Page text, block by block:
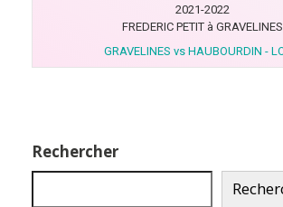
2021-2022
FREDERIC PETIT à GRAVELINES
GRAVELINES vs HAUBOURDIN -
Rechercher